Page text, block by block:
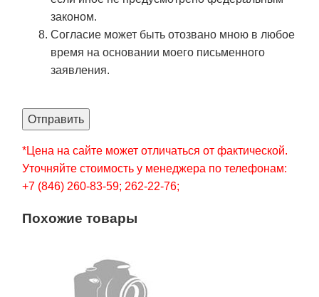
законом.
Согласие может быть отозвано мною в любое
время на основании моего письменного
заявления.
Отправить
*Цена на сайте может отличаться от фактической.
Уточняйте стоимость у менеджера по телефонам:
+7 (846) 260-83-59; 262-22-76;
Похожие товары